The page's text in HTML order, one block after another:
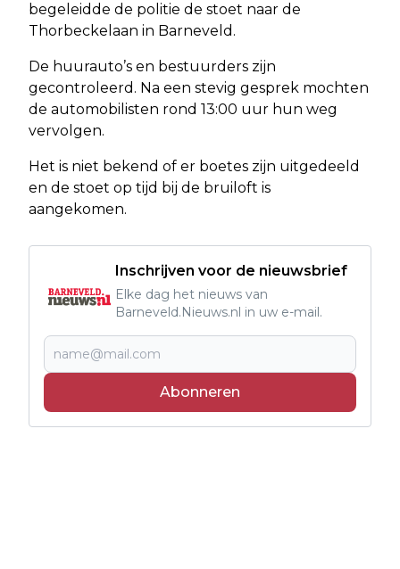
begeleidde de politie de stoet naar de
Thorbeckelaan in Barneveld.
De huurauto’s en bestuurders zijn
gecontroleerd. Na een stevig gesprek mochten
de automobilisten rond 13:00 uur hun weg
vervolgen.
Het is niet bekend of er boetes zijn uitgedeeld
en de stoet op tijd bij de bruiloft is
aangekomen.
Inschrijven voor de nieuwsbrief
Elke dag het nieuws van
Barneveld.Nieuws.nl in uw e-mail.
Abonneren